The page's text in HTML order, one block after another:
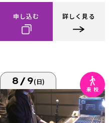
申し込む 詳しく見る
8/9(日)